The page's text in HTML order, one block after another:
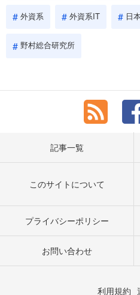
外資系 外資系IT 日
野村総合研究所
記事一覧
このサイトについて
プライバシーポリシー
お問い合わせ
利用規約